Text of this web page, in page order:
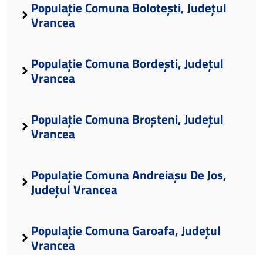
Populație Comuna Bolotești, Județul
Vrancea
Populație Comuna Bordești, Județul
Vrancea
Populație Comuna Broșteni, Județul
Vrancea
Populație Comuna Andreiașu De Jos,
Județul Vrancea
Populație Comuna Garoafa, Județul
Vrancea